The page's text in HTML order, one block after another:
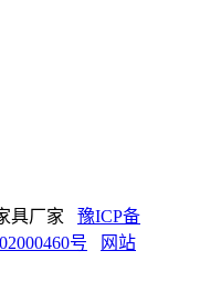
具厂家 豫ICP备
号
网站